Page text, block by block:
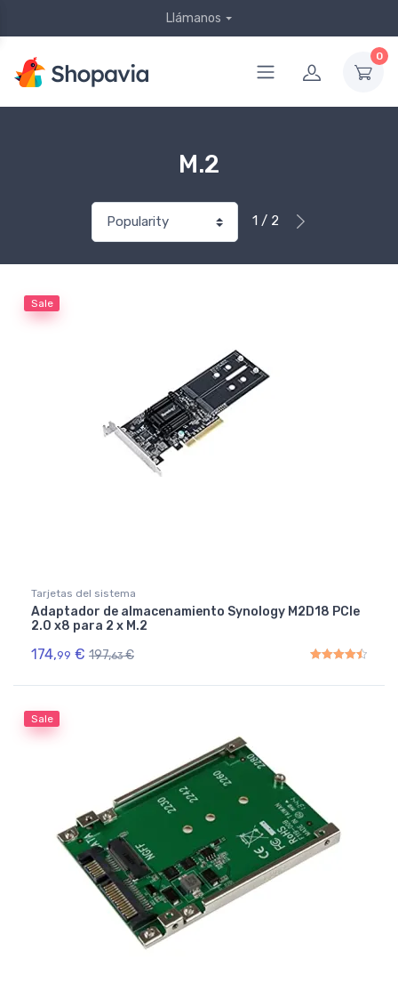
Llámanos
0
M.2
1 / 2
Sale
Tarjetas del sistema
Adaptador de almacenamiento Synology M2D18 PCIe
2.0 x8 para 2 x M.2
174,99 € 197,63 €
Sale